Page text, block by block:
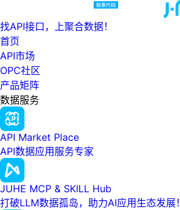
找API接口，上聚合数据！
首页
API市场
OPC社区
产品矩阵
数据服务
API Market Place
API数据应用服务专家
JUHE MCP & SKILL Hub
打破LLM数据孤岛，助力AI应用生态发展！